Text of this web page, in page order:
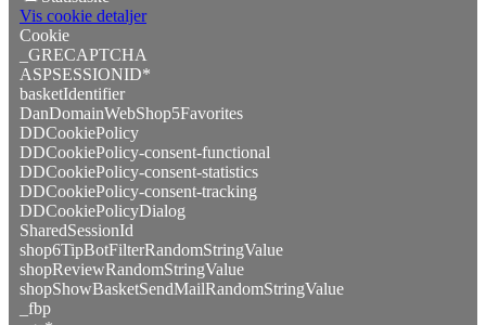
Vis cookie detaljer
Cookie
_GRECAPTCHA
ASPSESSIONID*
basketIdentifier
DanDomainWebShop5Favorites
DDCookiePolicy
DDCookiePolicy-consent-functional
DDCookiePolicy-consent-statistics
DDCookiePolicy-consent-tracking
DDCookiePolicyDialog
SharedSessionId
shop6TipBotFilterRandomStringValue
shopReviewRandomStringValue
shopShowBasketSendMailRandomStringValue
_fbp